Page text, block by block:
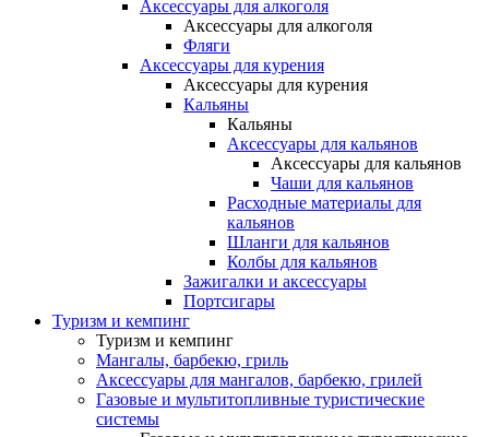
Аксессуары для алкоголя
Аксессуары для алкоголя
Фляги
Аксессуары для курения
Аксессуары для курения
Кальяны
Кальяны
Аксессуары для кальянов
Аксессуары для кальянов
Чаши для кальянов
Расходные материалы для
кальянов
Шланги для кальянов
Колбы для кальянов
Зажигалки и аксессуары
Портсигары
Туризм и кемпинг
Туризм и кемпинг
Мангалы, барбекю, гриль
Аксессуары для мангалов, барбекю, грилей
Газовые и мультитопливные туристические
системы